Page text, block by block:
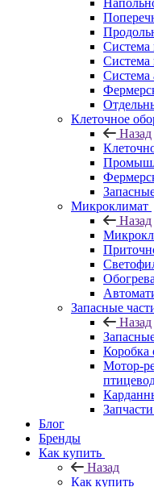
Система
Система
Система
Клеточное
Назад
Микроклимат
Назад
Запасные
Назад
Коробка
Мотор-
Блог
Бренды
Как купить
Назад
Как купить